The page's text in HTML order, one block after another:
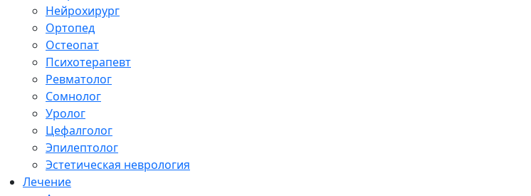
Нейрохирург
Ортопед
Остеопат
Психотерапевт
Ревматолог
Сомнолог
Уролог
Цефалголог
Эпилептолог
Эстетическая неврология
Лечение